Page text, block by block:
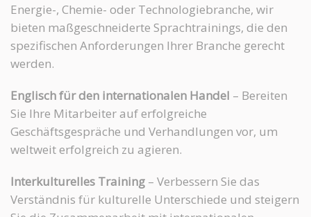
Energie-, Chemie- oder Technologiebranche, wir
bieten maßgeschneiderte Sprachtrainings, die den
spezifischen Anforderungen Ihrer Branche gerecht
werden.
Englisch für den internationalen Handel – Bereiten
Sie Ihre Mitarbeiter auf erfolgreiche
Geschäftsgespräche und Verhandlungen vor, um
weltweit erfolgreich zu agieren.
Interkulturelles Training – Verbessern Sie das
Verständnis für kulturelle Unterschiede und steigern